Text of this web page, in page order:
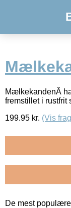
MælkekandenÂ
fremstillet i rustfrit
199.95 kr. (Vis
De mest